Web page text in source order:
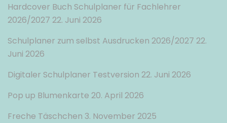
Hardcover Buch Schulplaner für Fachlehrer
2026/2027 22. Juni 2026
Schulplaner zum selbst Ausdrucken 2026/2027 22.
Juni 2026
Digitaler Schulplaner Testversion 22. Juni 2026
Pop up Blumenkarte 20. April 2026
Freche Täschchen 3. November 2025